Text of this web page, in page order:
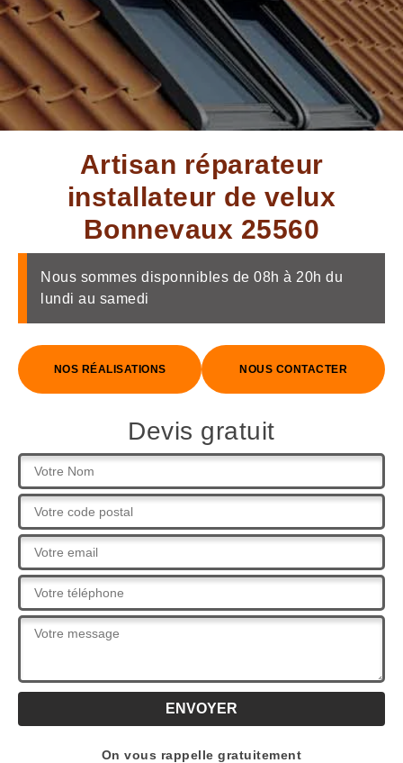
Artisan réparateur
installateur de velux
Bonnevaux 25560
Nous sommes disponnibles de 08h à 20h du
lundi au samedi
NOS RÉALISATIONS NOUS CONTACTER
Devis gratuit
On vous rappelle gratuitement